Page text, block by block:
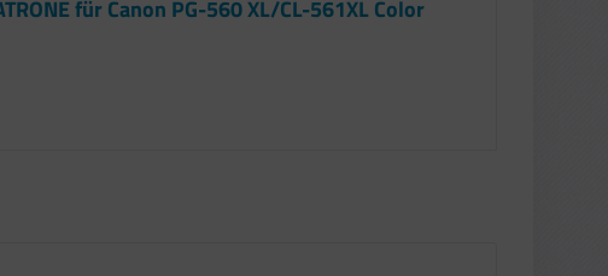
für Canon PG-560 XL/CL-561XL Color